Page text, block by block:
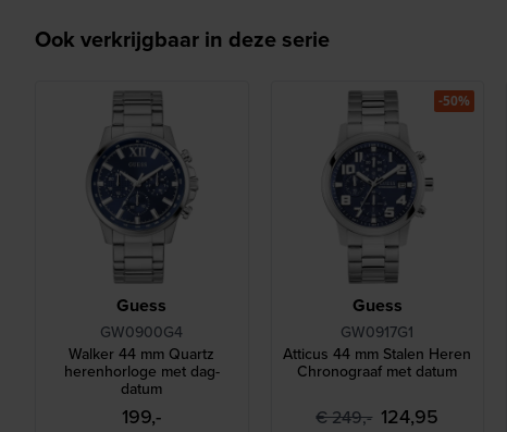
Ook verkrijgbaar in deze serie
Guess
GW0900G4
Walker 44 mm Quartz
herenhorloge met dag-
datum
199,-
Guess
GW0917G1
Atticus 44 mm Stalen Heren
Chronograaf met datum
€ 249,- 124,95
-50%